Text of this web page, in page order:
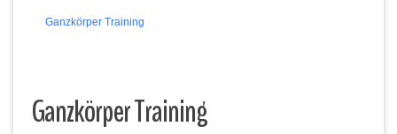
Ganzkörper Training
Ganzkörper Training